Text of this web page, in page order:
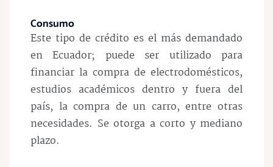
Consumo
Este tipo de crédito es el más demandado
en Ecuador; puede ser utilizado para
financiar la compra de electrodomésticos,
estudios académicos dentro y fuera del
país, la compra de un carro, entre otras
necesidades. Se otorga a corto y mediano
plazo.